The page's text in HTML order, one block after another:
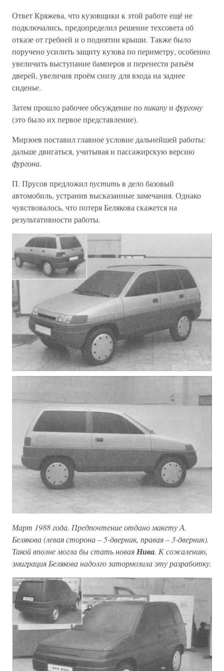
Ответ Кряжева, что кузовщики к этой работе ещё не
подключались, предопределил решение техсовета об
отказе от гребней и о поднятии крыши. Также было
поручено усилить защиту кузова по периметру, особенно
увеличить выступание бамперов и перенести разъём
дверей, увеличив проём снизу для входа на заднее
сиденье.
Затем прошло рабочее обсуждение попикапуи фургону
(это было их первое представление).
Мирзоев поставил главное условие дальнейшей работы:
дальше двигаться, учитывая и пассажирскую версию
фургона.
П. Прусов предложилпуститьв дело базовый
автомобиль, устранив высказанные замечания. Однако
чувствовалось, что потеря Белякова скажется на
результативности работы.
Март 1988 года. Предпочтение отдано макету А.
Белякова (левая сторона – 5-дверник, правая – 3-дверник).
Такой вполне могла бы стать новаяНива. К сожалению,
эмиграция Белякова надолго затормозила эту разработку.